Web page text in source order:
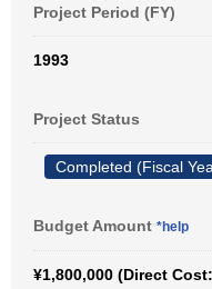
Project Period (FY)
1993
Project Status
Completed (Fiscal
Budget Amount *help
¥1,800,000 (Direct